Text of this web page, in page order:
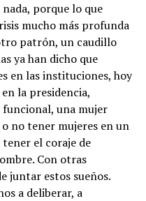
porque lo que
mucho más profunda
patrón, un caudillo
ya han dicho que
en las instituciones, hoy
la presidencia,
funcional, una mujer
no tener mujeres en un
el coraje de
Con otras
juntar estos sueños.
a deliberar, a